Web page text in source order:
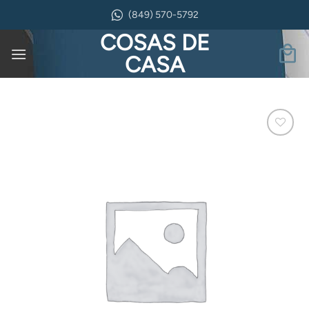
contenido
(849) 570-5792
COSAS DE
CASA